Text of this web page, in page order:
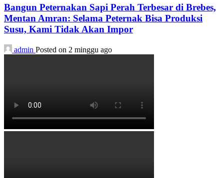
Bangun Peternakan Sapi Perah Terbesar di Brebes,
Mentan Amran: Selama Peternak Bisa Produksi
Susu, Kami Tidak Akan Impor
admin Posted on 2 minggu ago